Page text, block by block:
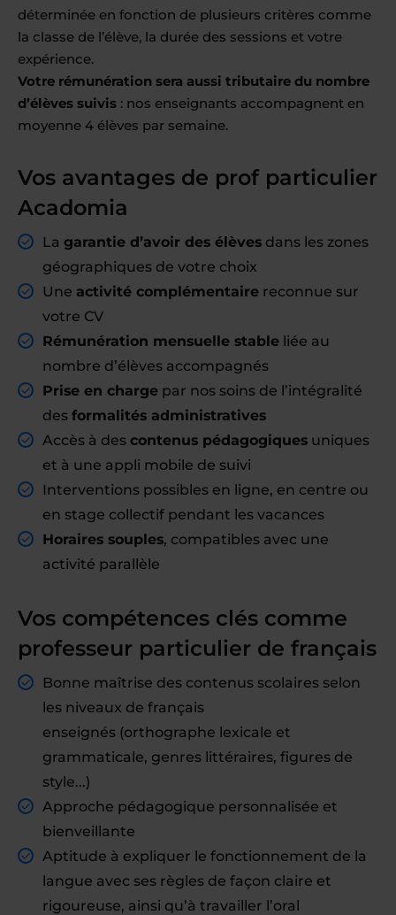
déterminée en fonction de plusieurs critères comme
la classe de l’élève, la durée des sessions et votre
expérience.
Votre rémunération sera aussi tributaire du nombre
d’élèves suivis : nos enseignants accompagnent en
moyenne 4 élèves par semaine.
Vos avantages de prof particulier
Acadomia
La garantie d’avoir des élèves dans les zones
géographiques de votre choix
Une activité complémentaire reconnue sur
votre CV
Rémunération mensuelle stable liée au
nombre d’élèves accompagnés
Prise en charge par nos soins de l’intégralité
des formalités administratives
Accès à des contenus pédagogiques uniques
et à une appli mobile de suivi
Interventions possibles en ligne, en centre ou
en stage collectif pendant les vacances
Horaires souples, compatibles avec une
activité parallèle
Vos compétences clés comme
professeur particulier de français
Bonne maîtrise des contenus scolaires selon
les niveaux de français
enseignés (orthographe lexicale et
grammaticale, genres littéraires, figures de
style...)
Approche pédagogique personnalisée et
bienveillante
Aptitude à expliquer le fonctionnement de la
langue avec ses règles de façon claire et
rigoureuse, ainsi qu’à travailler l’oral